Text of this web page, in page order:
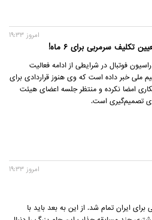
تکلیف سرمربی برای ۶ ماه!
امروز 19:33
فوتبال در شرایطی از ادامه فعالیت
ملی خبر داده است که وی هنوز قراردادی برای
امضا نکرده و منتظر جلسه اعضای هیئت
تصمیم‌گیری است.
امروز 19:33
برای ایران تمام شد. از این به بعد باید با